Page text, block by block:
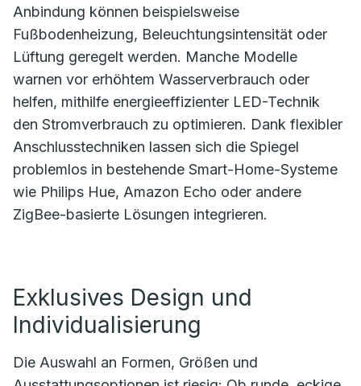
Anbindung können beispielsweise
Fußbodenheizung, Beleuchtungsintensität oder
Lüftung geregelt werden. Manche Modelle
warnen vor erhöhtem Wasserverbrauch oder
helfen, mithilfe energieeffizienter LED-Technik
den Stromverbrauch zu optimieren. Dank flexibler
Anschlusstechniken lassen sich die Spiegel
problemlos in bestehende Smart-Home-Systeme
wie Philips Hue, Amazon Echo oder andere
ZigBee-basierte Lösungen integrieren.
Exklusives Design und
Individualisierung
Die Auswahl an Formen, Größen und